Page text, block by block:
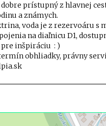
prístupný z hlavnej
a známych.
voda je z rezervoáru s
na diaľnicu D1,
inšpiráciu : )
obhliadky, právny